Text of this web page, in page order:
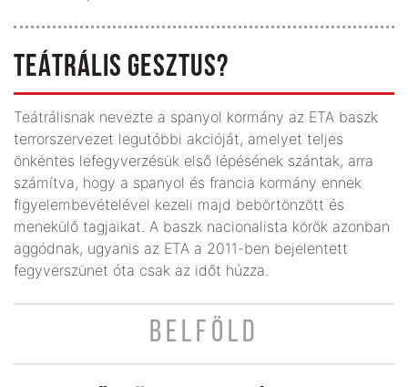
TEÁTRÁLIS GESZTUS?
Teátrálisnak nevezte a spanyol kormány az ETA baszk
terrorszervezet legutóbbi akcióját, amelyet teljes
önkéntes lefegyverzésük első lépésének szántak, arra
számítva, hogy a spanyol és francia kormány ennek
figyelembevételével kezeli majd bebörtönzött és
menekülő tagjaikat. A baszk nacionalista körök azonban
aggódnak, ugyanis az ETA a 2011-ben bejelentett
fegyverszünet óta csak az időt húzza.
BELFÖLD